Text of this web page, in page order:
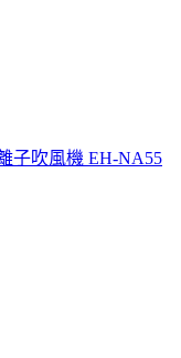
子吹風機 EH-NA55